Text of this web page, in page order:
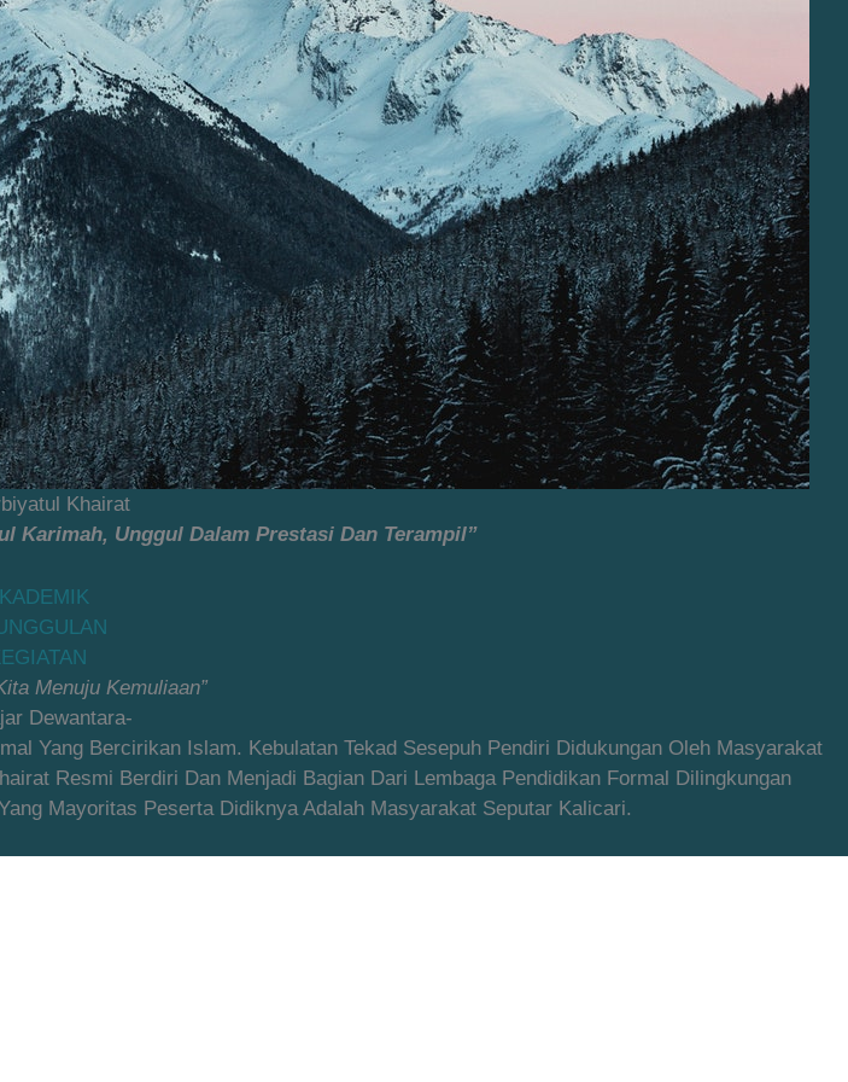
Khairat
Karimah, Unggul Dalam Prestasi Dan Terampil”
Menuju Kemuliaan”
Dewantara-
Yang Bercirikan Islam. Kebulatan Tekad Sesepuh Pendiri Didukungan Oleh Masyarakat
Resmi Berdiri Dan Menjadi Bagian Dari Lembaga Pendidikan Formal Dilingkungan
Mayoritas Peserta Didiknya Adalah Masyarakat Seputar Kalicari.